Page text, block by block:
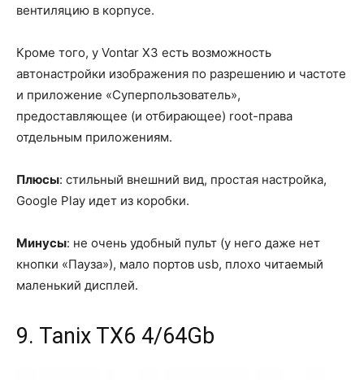
вентиляцию в корпусе.
Кроме того, у Vontar X3 есть возможность
автонастройки изображения по разрешению и частоте
и приложение «Суперпользователь»,
предоставляющее (и отбирающее) root-права
отдельным приложениям.
Плюсы: стильный внешний вид, простая настройка,
Google Play идет из коробки.
Минусы: не очень удобный пульт (у него даже нет
кнопки «Пауза»), мало портов usb, плохо читаемый
маленький дисплей.
9. Tanix TX6 4/64Gb